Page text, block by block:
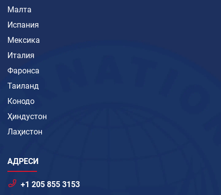
Малта
Испания
Мексика
Италия
Фаронса
Таиланд
Конодо
Ҳиндустон
Лаҳистон
АДРЕСИ
+1 205 855 3153